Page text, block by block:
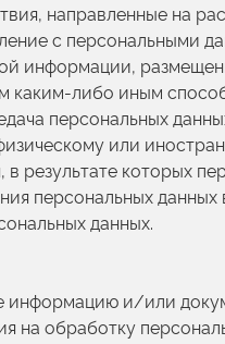
направленные на
с персональными
информации,
каким-либо иным
персональных
или
результате которых
персональных
данных.
информацию и/или
на обработку